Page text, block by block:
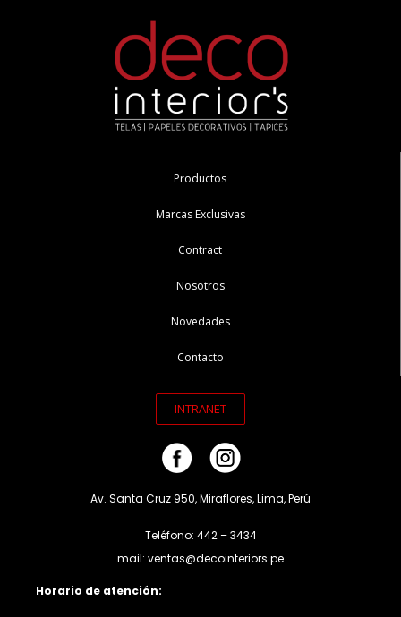
Productos
Marcas Exclusivas
Contract
Nosotros
Novedades
Contacto
INTRANET
Av. Santa Cruz 950, Miraflores, Lima, Perú
Teléfono: 442 – 3434
mail: ventas@decointeriors.pe
Horario de atención: